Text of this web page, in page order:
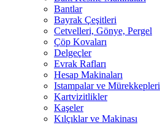
Bantlar
Bayrak Çeşitleri
Cetvelleri, Gönye, Pergel
Çöp Kovaları
Delgeçler
Evrak Rafları
Hesap Makinaları
Istampalar ve Mürekkepleri
Kartvizitlikler
Kaşeler
Kılçıklar ve Makinası